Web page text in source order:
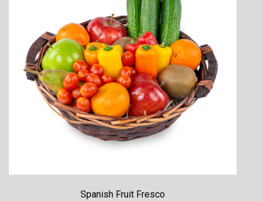
Spanish Fruit Fresco